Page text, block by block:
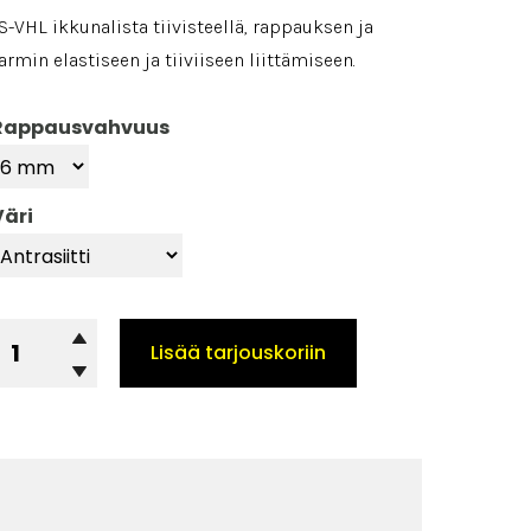
VHL ikkunalista tiivisteellä, rappauksen ja
elastiseen ja tiiviiseen liittämiseen.
PS-
Lisää tarjouskoriin